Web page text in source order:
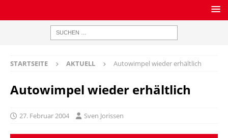
STARTSEITE AKTUELL Autowimpel wieder erhältlich
Autowimpel wieder erhältlich
27. Februar 2004 Sven Jorissen